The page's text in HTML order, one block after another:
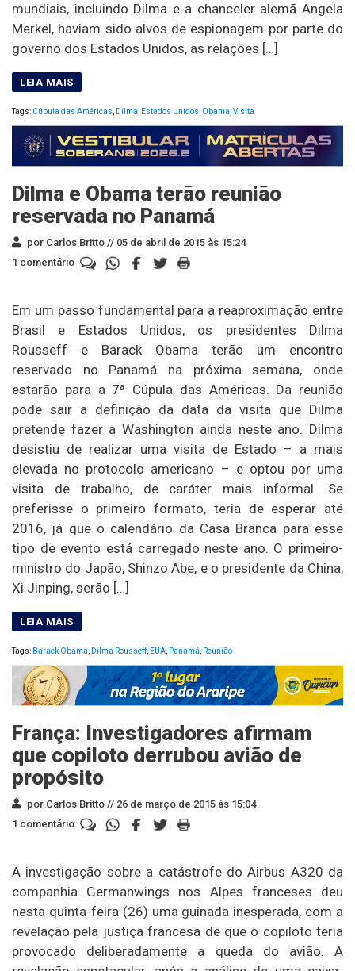
mundiais, incluindo Dilma e a chanceler alemã Angela
Merkel, haviam sido alvos de espionagem por parte do
governo dos Estados Unidos, as relações […]
Tags: Cúpula das Américas Dilma Estados Unidos Obama Visita
Dilma e Obama terão reunião
reservada no Panamá
por Carlos Britto // 05 de abril de 2015 às 15:24
1 comentário
Em um passo fundamental para a reaproximação entre
Brasil e Estados Unidos, os presidentes Dilma
Rousseff e Barack Obama terão um encontro
reservado no Panamá na próxima semana, onde
estarão para a 7ª Cúpula das Américas. Da reunião
pode sair a definição da data da visita que Dilma
pretende fazer a Washington ainda neste ano. Dilma
desistiu de realizar uma visita de Estado – a mais
elevada no protocolo americano – e optou por uma
visita de trabalho, de caráter mais informal. Se
preferisse o primeiro formato, teria de esperar até
2016, já que o calendário da Casa Branca para esse
tipo de evento está carregado neste ano. O primeiro-
ministro do Japão, Shinzo Abe, e o presidente da China,
Xi Jinping, serão […]
Tags: Barack Obama, Dilma Rousseff, EUA, Panamá, Reunião
França: Investigadores afirmam
que copiloto derrubou avião de
propósito
por Carlos Britto // 26 de março de 2015 às 15:04
1 comentário
A investigação sobre a catástrofe do Airbus A320 da
companhia Germanwings nos Alpes franceses deu
nesta quinta-feira (26) uma guinada inesperada, com a
revelação pela justiça francesa de que o copiloto teria
provocado deliberadamente a queda do avião. A